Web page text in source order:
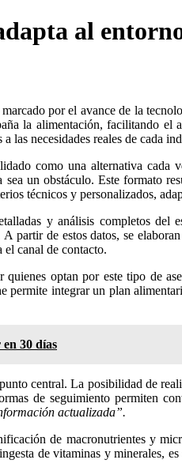
al
la alimentación, facilitando el
las necesidades reales de cada
como una alternativa cada
un obstáculo. Este formato
técnicos y personalizados,
y análisis completos
partir de estos datos, se
canal de contacto.
optan por este tipo de
permite integrar un plan
30 días
central. La posibilidad de
de seguimiento permiten
actualizada”.
de macronutrientes y
de vitaminas y minerales,